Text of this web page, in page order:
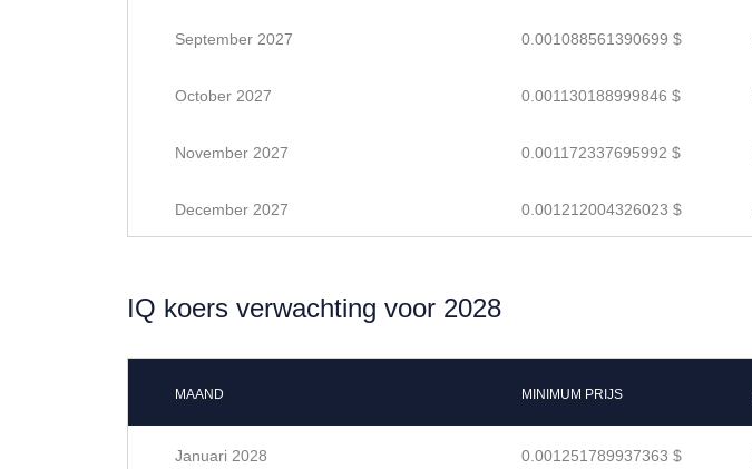
September 2027 0.001088561390699 $
October 2027 0.001130188999846 $
November 2027 0.001172337695992 $
December 2027 0.001212004326023 $
IQ koers verwachting voor 2028
MAAND MINIMUM PRIJS
Januari 2028 0.001251789937363 $